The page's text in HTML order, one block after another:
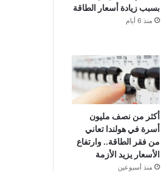
بسبب زيادة أسعار الطاقة
منذ 6 أيام
أكثر من نصف مليون
أسرة في هولندا تعاني
من فقر الطاقة.. وارتفاع
الأسعار يزيد الأزمة
منذ أسبوعين